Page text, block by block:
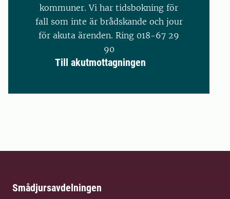
kommuner. Vi har tidsbokning för
fall som inte är brådskande och jour
för akuta ärenden. Ring 018-67 29
90
Till akutmottagningen
Smådjursavdelningen